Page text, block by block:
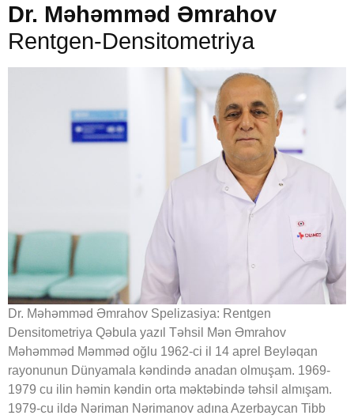
Dr. Məhəmməd Əmrahov
Rentgen-Densitometriya
Dr. Məhəmməd Əmrahov Spelizasiya: Rentgen
Densitometriya Qəbula yazıl Təhsil Mən Əmrahov
Məhəmməd Məmməd oğlu 1962-ci il 14 aprel Beyləqan
rayonunun Dünyamala kəndində anadan olmuşam. 1969-
1979 cu ilin həmin kəndin orta məktəbində təhsil almışam.
1979-cu ildə Nəriman Nərimanov adına Azerbaycan Tibb